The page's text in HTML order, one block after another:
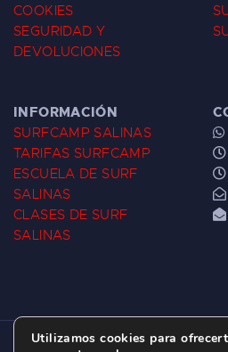
COOKIES
SEGURIDAD Y
DEVOLUCIONES
INFORMACIÓN
SURFCAMP SALINAS
TARIFAS SURFCAMP
ESCUELA DE SURF
SALINAS
CLASES DE SURF
SALINAS
Utilizamos cookies para